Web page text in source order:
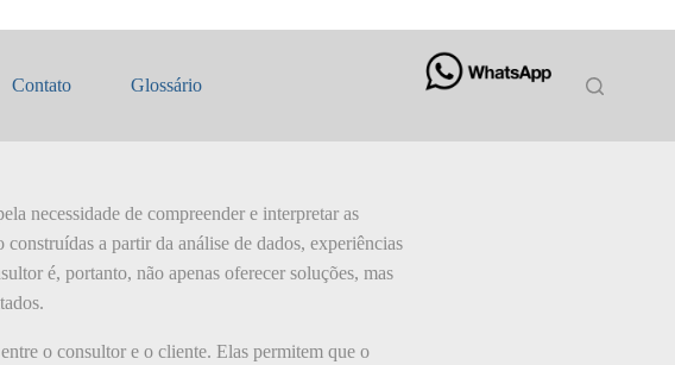
Contato Glossário
necessidade de compreender e interpretar as
a partir da análise de dados, experiências
é, portanto, não apenas oferecer soluções, mas
o consultor e o cliente. Elas permitem que o